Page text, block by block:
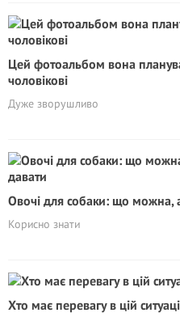
Цей фотоальбом вона
чоловікові
Дуже зворушливо
Овочі для собаки: що можна,
Корисно знати
Хто має перевагу в цій